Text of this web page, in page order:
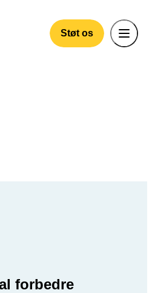
Støt os
forbedre